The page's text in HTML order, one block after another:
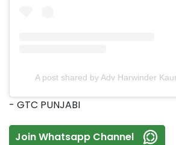
A post shared by Adv Harwinder
- GTC PUNJABI
Join Whatsapp Channel